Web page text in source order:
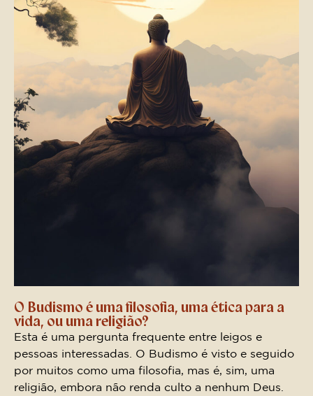
O Budismo é uma filosofia, uma ética para a
vida, ou uma religião?
Esta é uma pergunta frequente entre leigos e
pessoas interessadas. O Budismo é visto e seguido
por muitos como uma filosofia, mas é, sim, uma
religião, embora não renda culto a nenhum Deus.